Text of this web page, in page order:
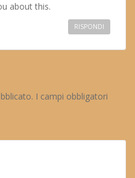
about this.
RISPONDI
I campi obbligatori